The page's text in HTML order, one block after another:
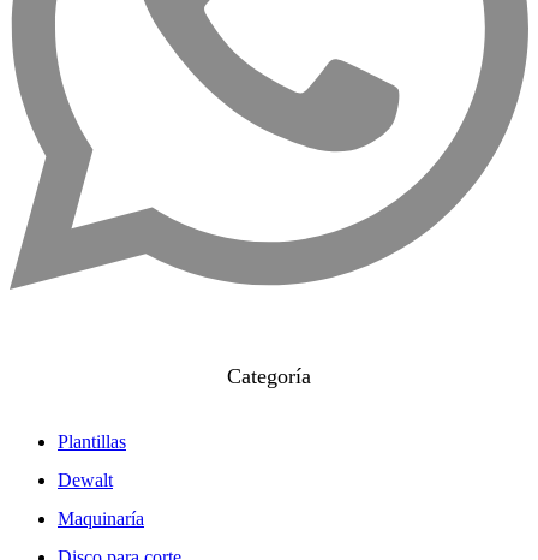
Categoría
Plantillas
Dewalt
Maquinaría